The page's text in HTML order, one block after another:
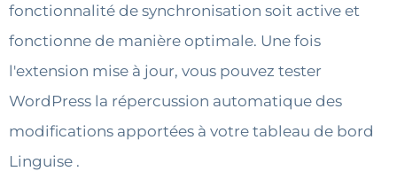
fonctionnalité de synchronisation soit active et
fonctionne de manière optimale. Une fois
l'extension mise à jour, vous pouvez tester
WordPress la répercussion automatique des
modifications apportées à votre tableau de bord
Linguise .